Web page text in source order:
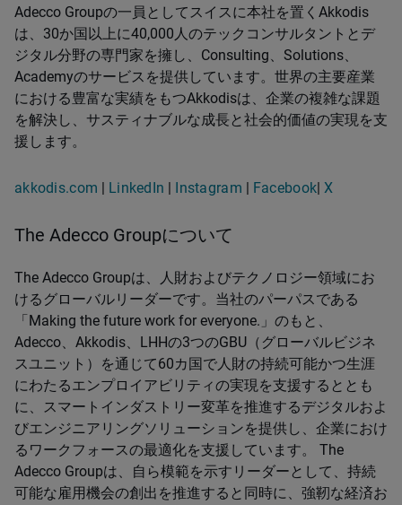
Adecco Groupの一員としてスイスに本社を置くAkkodis
は、30か国以上に40,000人のテックコンサルタントとデ
ジタル分野の専門家を擁し、Consulting、Solutions、
Academyのサービスを提供しています。世界の主要産業
における豊富な実績をもつAkkodisは、企業の複雑な課題
を解決し、サスティナブルな成長と社会的価値の実現を支
援します。
akkodis.com | LinkedIn | Instagram | Facebook|X
The Adecco Groupについて
The Adecco Groupは、人財およびテクノロジー領域にお
けるグローバルリーダーです。当社のパーパスである
「Making the future work for everyone.」のもと、
Adecco、Akkodis、LHHの3つのGBU（グローバルビジネ
スユニット）を通じて60カ国で人財の持続可能かつ生涯
にわたるエンプロイアビリティの実現を支援するととも
に、スマートインダストリー変革を推進するデジタルおよ
びエンジニアリングソリューションを提供し、企業におけ
るワークフォースの最適化を支援しています。 The
Adecco Groupは、自ら模範を示すリーダーとして、持続
可能な雇用機会の創出を推進すると同時に、強靭な経済お